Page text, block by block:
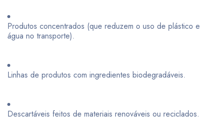
Produtos concentrados (que reduzem o uso de plástico e
água no transporte).
Linhas de produtos com ingredientes biodegradáveis.
Descartáveis feitos de materiais renováveis ou reciclados.